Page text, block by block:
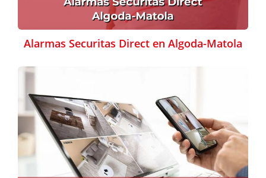
Alarmas Securitas Direct en Algoda-Matola